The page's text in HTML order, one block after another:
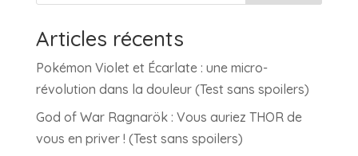
Articles récents
Pokémon Violet et Écarlate : une micro-
révolution dans la douleur (Test sans spoilers)
God of War Ragnarök : Vous auriez THOR de
vous en priver ! (Test sans spoilers)